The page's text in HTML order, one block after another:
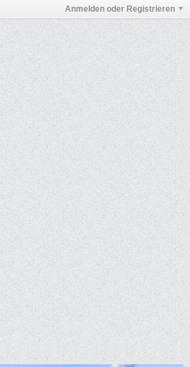
Anmelden oder Registrieren